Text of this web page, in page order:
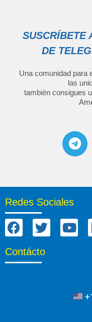
SUSCRÍBETE
DE
Una comunidad para
las
también consigues
Redes Sociales
Contácto